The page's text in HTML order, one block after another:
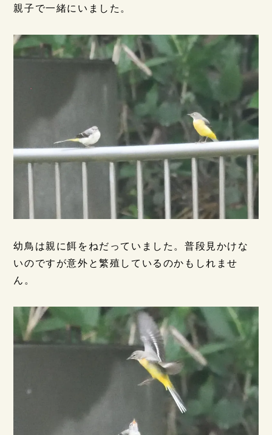
親子で一緒にいました。
幼鳥は親に餌をねだっていました。普段見かけな
いのですが意外と繁殖しているのかもしれませ
ん。